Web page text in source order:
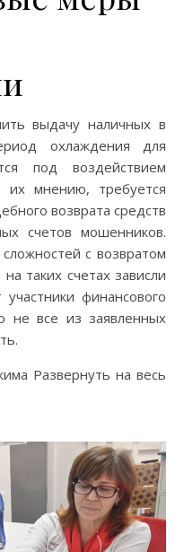
охлаждения для
под воздействием
мнению, требуется
возврата средств
счетов мошенников.
с возвратом
таких счетах зависли
финансового
не все из заявленных
Развернуть на весь